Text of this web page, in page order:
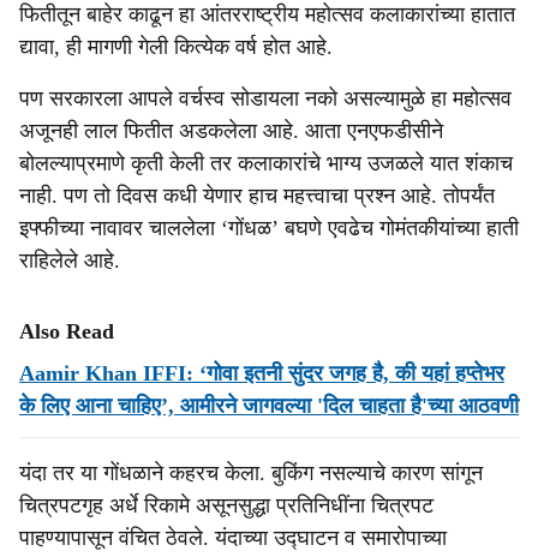
फितीतून बाहेर काढून हा आंतरराष्ट्रीय महोत्सव कलाकारांच्या हातात
द्यावा, ही मागणी गेली कित्येक वर्ष होत आहे.
पण सरकारला आपले वर्चस्व सोडायला नको असल्यामुळे हा महोत्सव
अजूनही लाल फितीत अडकलेला आहे. आता एनएफडीसीने
बोलल्याप्रमाणे कृती केली तर कलाकारांचे भाग्य उजळले यात शंकाच
नाही. पण तो दिवस कधी येणार हाच महत्त्वाचा प्रश्न आहे. तोपर्यंत
इफ्फीच्या नावावर चाललेला ‘गोंधळ’ बघणे एवढेच गोमंतकीयांच्या हाती
राहिलेले आहे.
Also Read
Aamir Khan IFFI: ‘गोवा इतनी सुंदर जगह है, की यहां हप्तेभर
के लिए आना चाहिए’, आमीरने जागवल्या 'दिल चाहता है'च्या आठवणी
यंदा तर या गोंधळाने कहरच केला. बुकिंग नसल्याचे कारण सांगून
चित्रपटगृह अर्धे रिकामे असूनसुद्धा प्रतिनिधींना चित्रपट
पाहण्यापासून वंचित ठेवले. यंदाच्या उद्घाटन व समारोपाच्या